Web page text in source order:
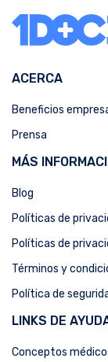
ACERCA
Beneficios
Prensa
MÁS
Blog
Políticas de
Políticas de
Términos y
Política de
LINKS DE
Conceptos